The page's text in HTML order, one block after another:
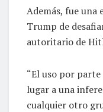
Además, fue una
Trump de
autoritario de
“El uso por
lugar a una
cualquier otro